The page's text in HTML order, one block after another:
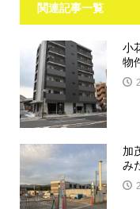
関連記事一覧
小
物
加
み